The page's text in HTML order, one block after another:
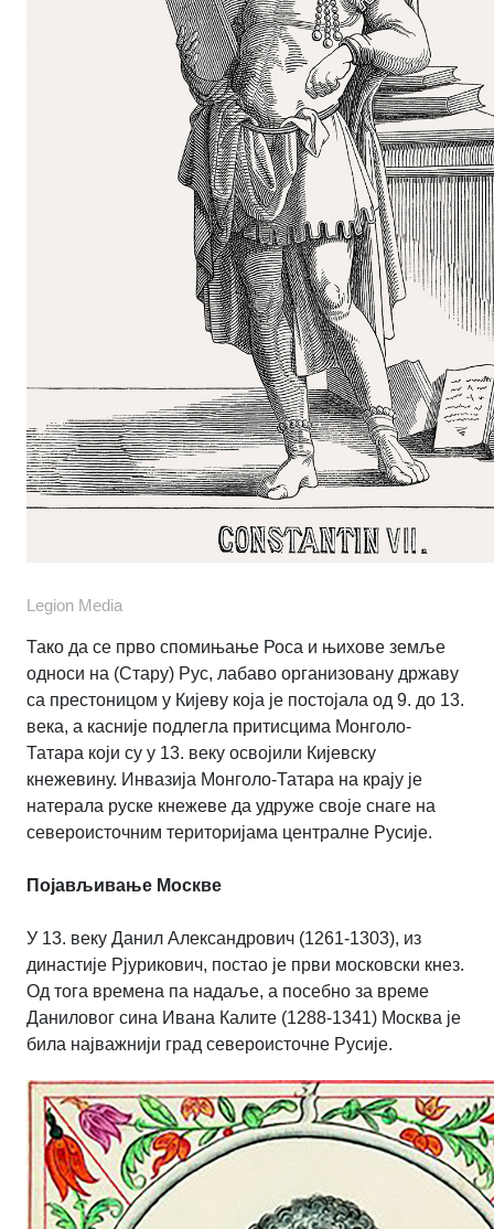
Legion Media
Тако да се прво спомињање Роса и њихове земље
односи на (Стару) Рус, лабаво организовану државу
са престоницом у Кијеву која је постојала од 9. до 13.
века, а касније подлегла притисцима Монголо-
Татара који су у 13. веку освојили Кијевску
кнежевину. Инвазија Монголо-Татара на крају је
натерала руске кнежеве да удруже своје снаге на
североисточним територијама централне Русије.
Појављивање Москве
У 13. веку Данил Александрович (1261-1303), из
династије Рјурикович, постао је први московски кнез.
Од тога времена па надаље, а посебно за време
Даниловог сина Ивана Калите (1288-1341) Москва је
била најважнији град североисточне Русије.